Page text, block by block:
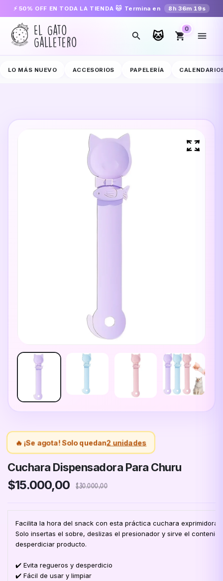
A TODA COLOMBIA CADA COMPRA AYUDA A UN GATITO
El Gato
Galletero
🐱
0
LO MÁS NUEVO ACCESORIOS PAPELERÍA
🔥 ¡Se agota! Solo quedan2 unidades
Cuchara Dispensadora Para Churu
$15.000,00 $30.000,00
Facilita la hora del snack con esta práctica cuchara exprimidora
Solo insertas el sobre, deslizas el presionador y sirve el
desperdiciar producto.
✔️ Evita regueros y desperdicio
✔️ Fácil de usar y limpiar
⚡ 50% OFF EN TODA LA TIENDA 🐱 Termina en 8h 36m 18s